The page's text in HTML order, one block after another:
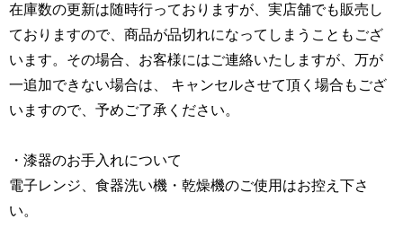
在庫数の更新は随時行っておりますが、実店舗でも販売し
ておりますので、商品が品切れになってしまうこともござ
います。その場合、お客様にはご連絡いたしますが、万が
一追加できない場合は、 キャンセルさせて頂く場合もござ
いますので、予めご了承ください。
・漆器のお手入れについて
電子レンジ、食器洗い機・乾燥機のご使用はお控え下さ
い。